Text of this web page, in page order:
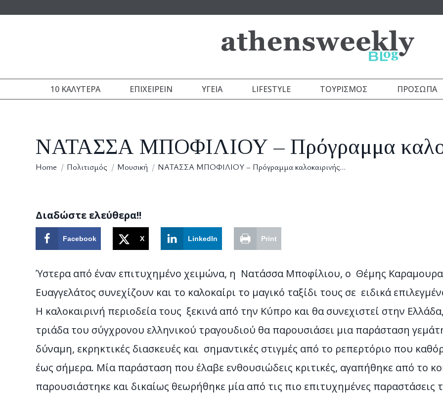
10 ΚΑΛΎΤΕΡΑ ΕΠΙΧΕΙΡΕΊΝ ΥΓΕΊΑ LIFESTYLE ΤΟΥΡΙΣΜΌΣ ΠΡΌΣΩΠΑ
ΝΑΤΑΣΣΑ ΜΠΟΦΙΛΙΟΥ – Πρόγραμμα
You are here:
Home Πολιτισμός Μουσική ΝΑΤΑΣΣΑ ΜΠΟΦΙΛΙΟΥ – Πρόγραμμα καλοκαιρινής…
Διαδώστε ελεύθερα!!
Facebook X LinkedIn Print
Ύστερα από έναν επιτυχημένο χειμώνα, η Νατάσσα Μποφίλιου, ο Θέμης
Ευαγγελάτος συνεχίζουν και το καλοκαίρι το μαγικό ταξίδι τους σε ειδικά
Η καλοκαιρινή περιοδεία τους ξεκινά από την Κύπρο και θα συνεχιστεί στην
τριάδα του σύγχρονου ελληνικού τραγουδιού θα παρουσιάσει μια παράσταση
δύναμη, εκρηκτικές διασκευές και σημαντικές στιγμές από το ρεπερτόριο που
έως σήμερα. Μία παράσταση που έλαβε ενθουσιώδεις κριτικές, αγαπήθηκε από το
παρουσιάστηκε και δικαίως θεωρήθηκε μία από τις πιο επιτυχημένες παραστάσεις